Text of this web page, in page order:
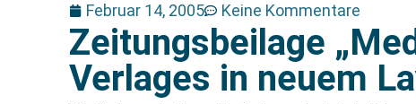
Februar 14, 2005 Keine Kommentare
Zeitungsbeilage
Verlages in neuem